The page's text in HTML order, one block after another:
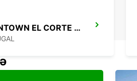
LISBON DOWNTOWN EL CORTE INGLES